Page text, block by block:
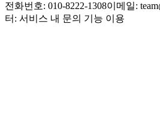
전화번호: 010-8222-1308이메일:
터: 서비스 내 문의 기능 이용